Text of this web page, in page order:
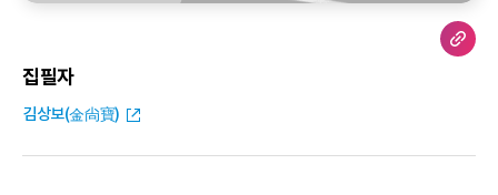
집필자
김상보(金尙寶)